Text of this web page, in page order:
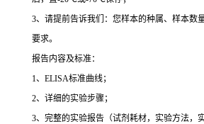
3、请提前告诉我们：您样本的种属、样本数
要求。
报告内容及标准：
1、 ELISA标准曲线；
2、详细的实验步骤；
3、完整的实验报告（试剂耗材，实验方法，